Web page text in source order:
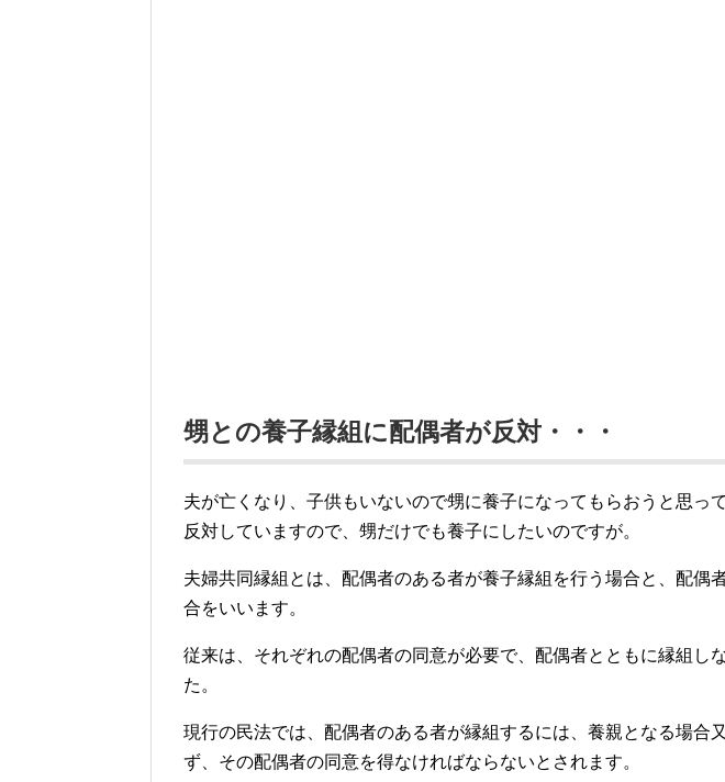
甥との養子縁組に配偶者が反対・・・
夫が亡くなり、子供もいないので甥に養子になってもらおうと思っ
反対していますので、甥だけでも養子にしたいのですが。
夫婦共同縁組とは、配偶者のある者が養子縁組を行う場合と、配偶
合をいいます。
従来は、それぞれの配偶者の同意が必要で、配偶者とともに縁組し
た。
現行の民法では、配偶者のある者が縁組するには、養親となる場合
ず、その配偶者の同意を得なければならないとされます。